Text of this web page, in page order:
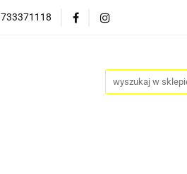
733371118
LAMPY AKCESORIA